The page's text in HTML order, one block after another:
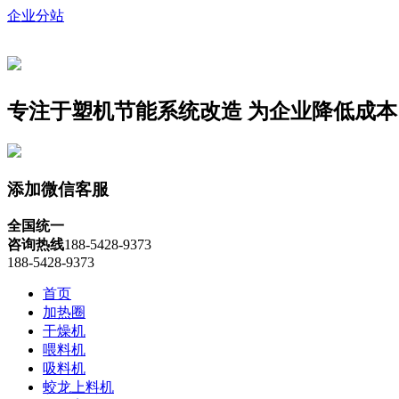
企业分站
专注于塑机节能系统改造 为企业降低成
添加微信客服
全国统一
咨询热线188-5428-9373
188-5428-9373
首页
加热圈
干燥机
喂料机
吸料机
蛟龙上料机